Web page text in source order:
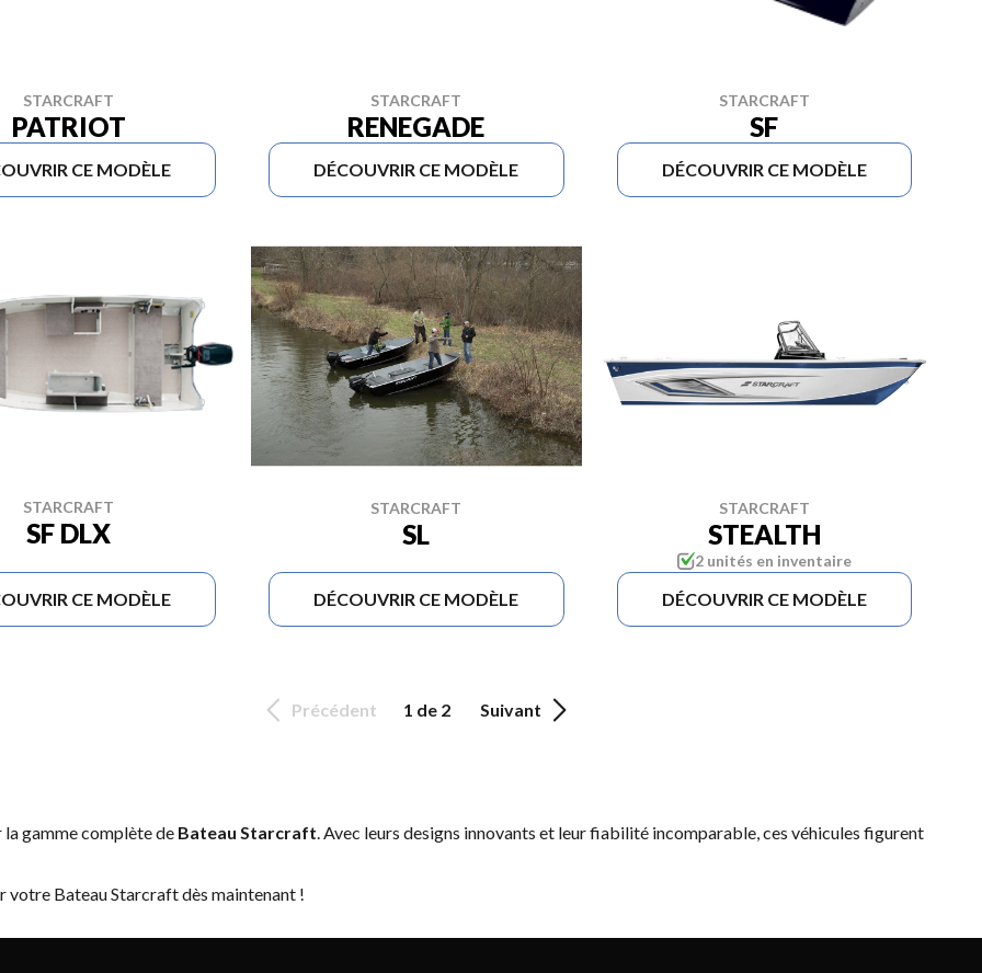
STARCRAFT
PATRIOT
CE MODÈLE
STARCRAFT
RENEGADE
DÉCOUVRIR CE MODÈLE
STARCRAFT
SF
DÉCOUVRIR CE MODÈLE
STARCRAFT
SF DLX
CE MODÈLE
STARCRAFT
SL
DÉCOUVRIR CE MODÈLE
STARCRAFT
STEALTH
2 unités en inventaire
DÉCOUVRIR CE MODÈLE
Précédent 1 de 2 Suivant
la gamme complète de Bateau Starcraft . Avec leurs designs innovants et leur fiabilité incomparable, ces véhicules figurent
votre Bateau Starcraft dès maintenant !